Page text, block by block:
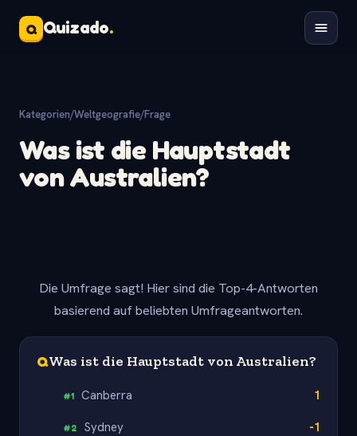
Q Quizado.
Kategorien/Weltgeografie/Frage
Was ist die Hauptstadt
von Australien?
Die Umfrage sagt! Hier sind die Top-4-Antworten
basierend auf beliebten Umfrageantworten.
QWas ist die Hauptstadt von Australien?
#1 Canberra 1
#2 Sydney -1